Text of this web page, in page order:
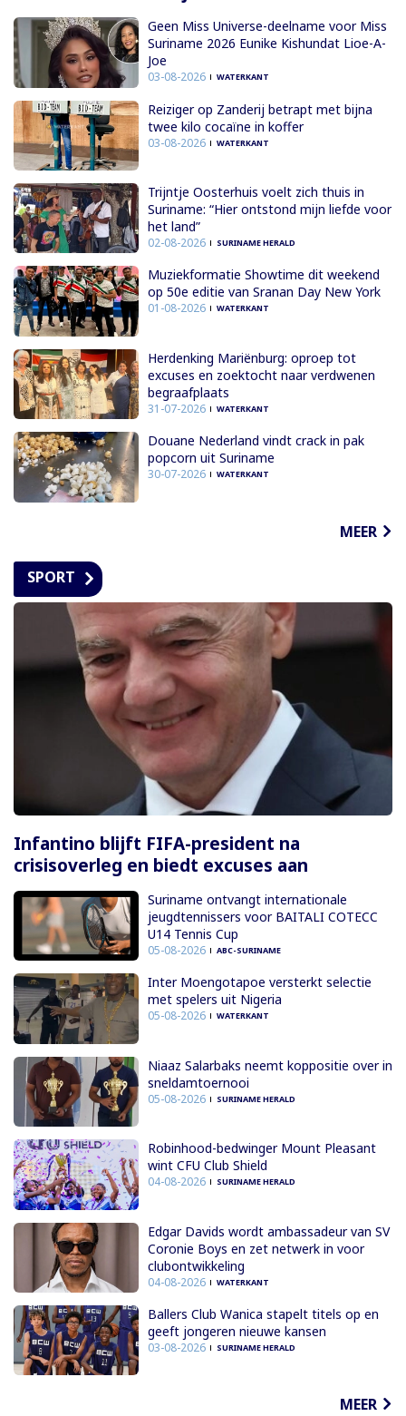
Geen Miss Universe-deelname voor Miss
Suriname 2026 Eunike Kishundat Lioe-A-
Joe
03-08-2026 WATERKANT
Reiziger op Zanderij betrapt met bijna
twee kilo cocaïne in koffer
03-08-2026 WATERKANT
Trijntje Oosterhuis voelt zich thuis in
Suriname: “Hier ontstond mijn liefde voor
het land”
02-08-2026 SURINAME HERALD
Muziekformatie Showtime dit weekend
op 50e editie van Sranan Day New York
01-08-2026 WATERKANT
Herdenking Mariënburg: oproep tot
excuses en zoektocht naar verdwenen
begraafplaats
31-07-2026 WATERKANT
Douane Nederland vindt crack in pak
popcorn uit Suriname
30-07-2026 WATERKANT
MEER
SPORT
Infantino blijft FIFA-president na
crisisoverleg en biedt excuses aan
Suriname ontvangt internationale
jeugdtennissers voor BAITALI COTECC
U14 Tennis Cup
05-08-2026 ABC-SURINAME
Inter Moengotapoe versterkt selectie
met spelers uit Nigeria
05-08-2026 WATERKANT
Niaaz Salarbaks neemt koppositie over in
sneldamtoernooi
05-08-2026 SURINAME HERALD
Robinhood-bedwinger Mount Pleasant
wint CFU Club Shield
04-08-2026 SURINAME HERALD
Edgar Davids wordt ambassadeur van SV
Coronie Boys en zet netwerk in voor
clubontwikkeling
04-08-2026 WATERKANT
Ballers Club Wanica stapelt titels op en
geeft jongeren nieuwe kansen
03-08-2026 SURINAME HERALD
MEER